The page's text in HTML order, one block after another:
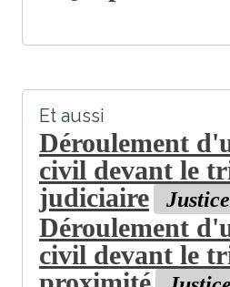
Et aussi
Déroulement
civil devant le
judiciaire
Justice
Déroulement
civil devant le